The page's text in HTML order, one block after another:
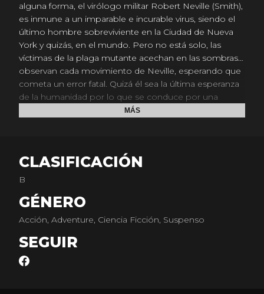
alguna forma, el virólogo militar Robert Neville (Smith),
es inmune a un imparable e incurable virus, siendo el
último hombre sobreviviente en la Ciudad de Nueva
York y quizás, en el mundo. Pero no está solo, las
víctimas de la plaga mutante acechan en las sombras…
observan cada movimiento de Neville, esperando que
cometa un error fatal. Quizá él sea la última esperanza
de la humanidad por lo que se conduce por una
última misión: encontrar un antídoto usando su propia
MÁS
CLASIFICACIÓN
B
GÉNERO
Acción, Adventure, Ciencia Ficción, Suspenso
SEGUIR